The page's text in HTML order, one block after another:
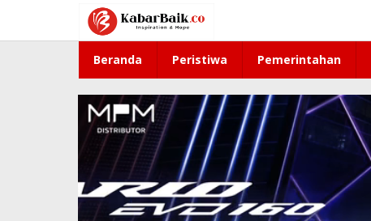
konten
Beranda Peristiwa Pemerintahan